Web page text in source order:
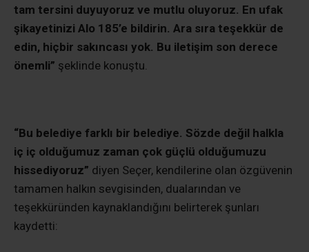
tam tersini duyuyoruz ve mutlu oluyoruz. En ufak
şikayetinizi Alo 185’e bildirin. Ara sıra teşekkür de
edin, hiçbir sakıncası yok. Bu iletişim son derece
önemli” şeklinde konuştu.
“Bu belediye farklı bir belediye. Sözde değil halkla
iç iç olduğumuz zaman çok güçlü olduğumuzu
hissediyoruz” diyen Seçer, kendilerine olan özgüvenin
tamamen halkın sevgisinden, dualarından ve
teşekküründen kaynaklandığını belirterek şunları
kaydetti: